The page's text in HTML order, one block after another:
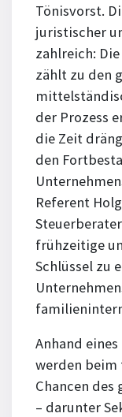
Tönisvorst.
juristischer
zahlreich:
zählt zu den
der Prozess
die Zeit
den
Referent
frühzeitige
Schlüssel zu
Anhand
werden
Chancen
– darunter